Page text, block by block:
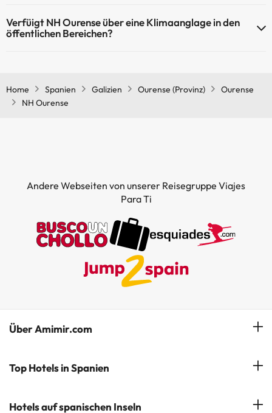
Verfüigt NH Ourense über eine Klimaanglage in den
öffentlichen Bereichen?
Home Spanien Galizien Ourense (Provinz)
Ourense
NH Ourense
Andere Webseiten von unserer Reisegruppe Viajes
Para Ti
Über Amimir.com
Unser Team
Top Hotels in Spanien
Hotels in Salou
Hotels auf spanischen Inseln